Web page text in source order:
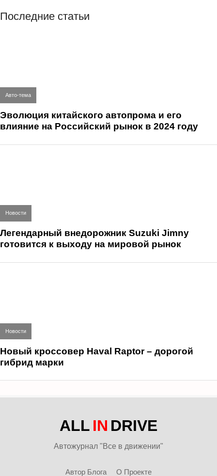
Последние статьи
Авто-тема
Эволюция китайского автопрома и его
влияние на Российский рынок в 2024 году
Новости
Легендарный внедорожник Suzuki Jimny
готовится к выходу на мировой рынок
Новости
Новый кроссовер Haval Raptor – дорогой
гибрид марки
ALL IN DRIVE
Автожурнал "Все в движении"
Автор Блога О Проекте